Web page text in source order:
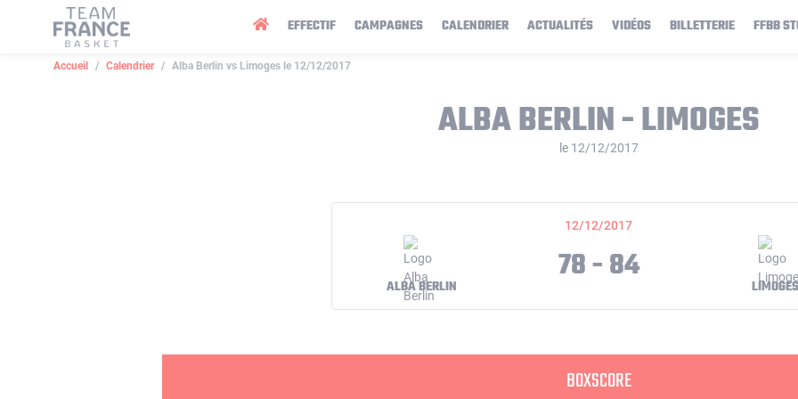
EFFECTIF CAMPAGNES CALENDRIER ACTUALITÉS VIDÉOS BILLETTERIE FFBB
Accueil Calendrier Alba Berlin vs Limoges le 12/12/2017
ALBA BERLIN - LIMOGES
le 12/12/2017
12/12/2017
ALBA BERLIN 78 - 84 LIMOGES
BOXSCORE
Panneau de gestion des cookies